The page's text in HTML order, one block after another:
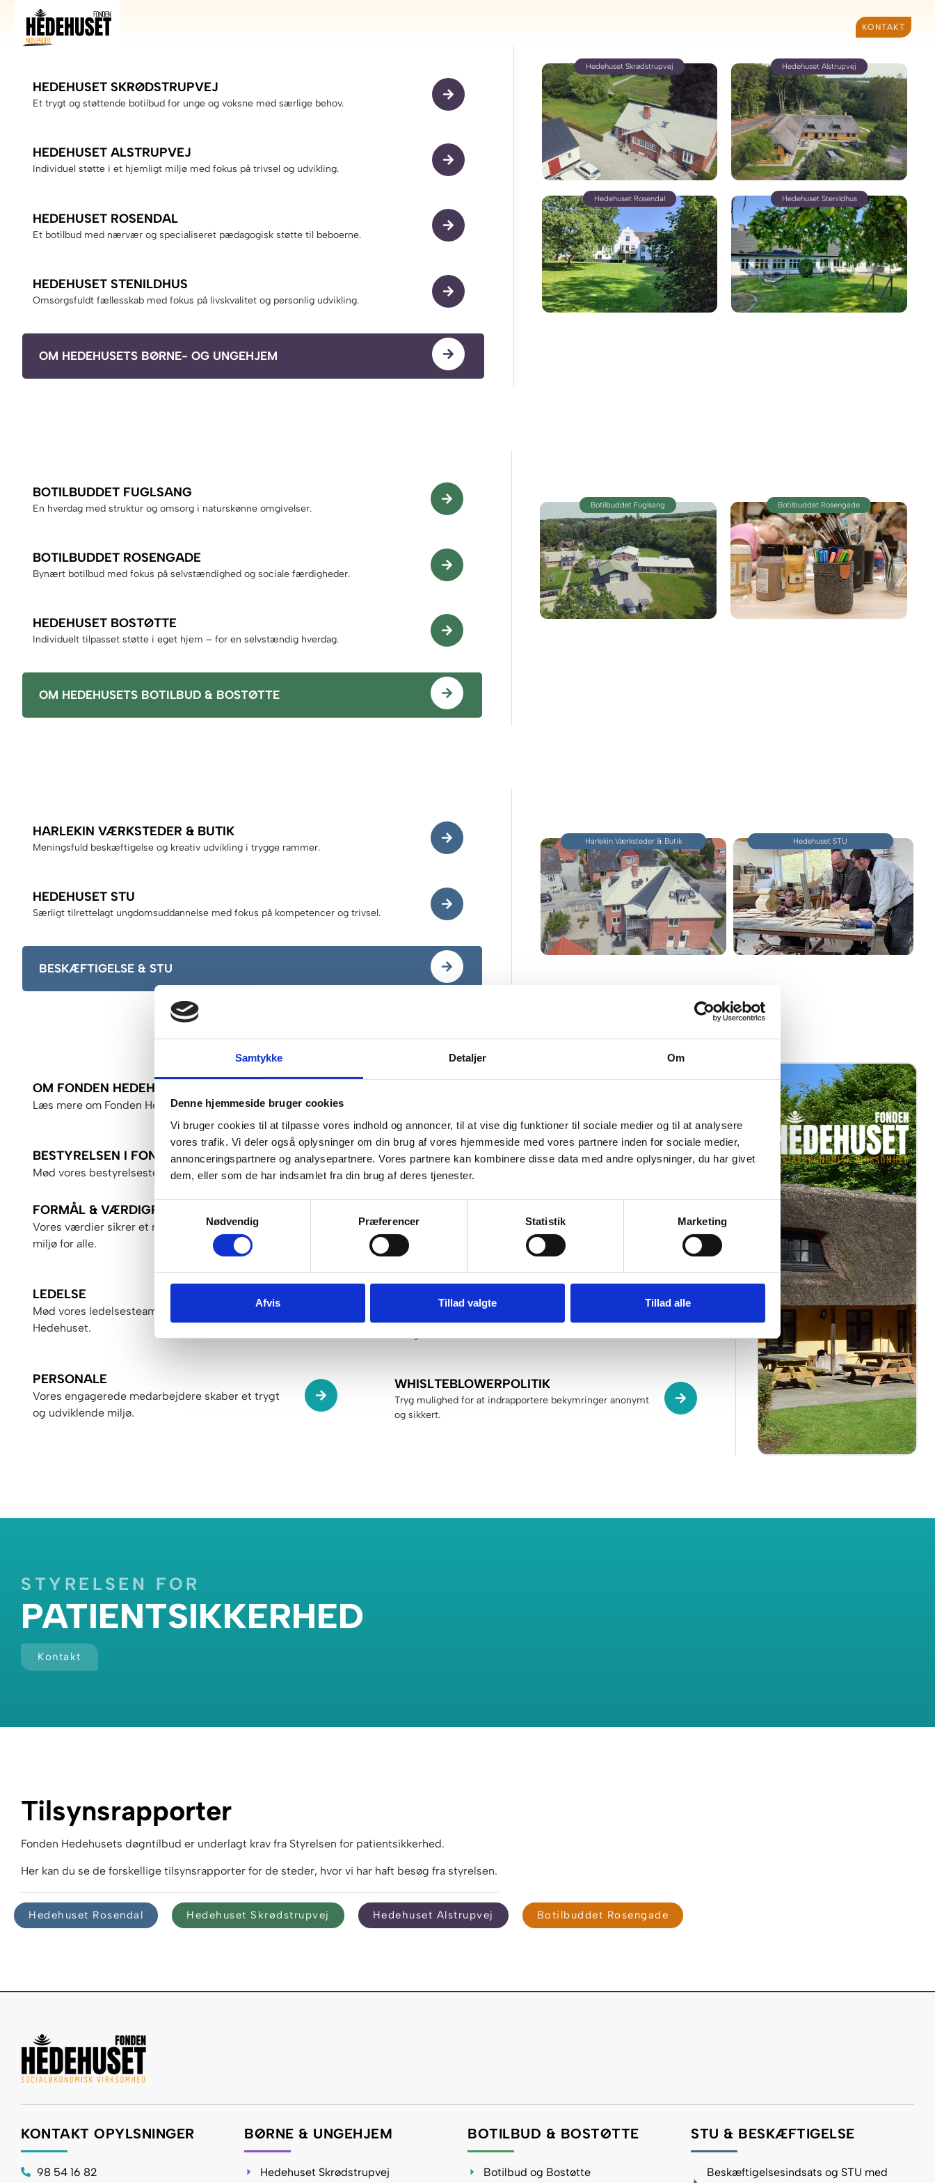
Samtykke Detaljer Om
Denne hjemmeside bruger cookies
Vi bruger cookies til at tilpasse vores indhold og annoncer, til at vise dig funktioner til sociale medier og til at analysere
vores trafik. Vi deler også oplysninger om din brug af vores hjemmeside med vores partnere inden for sociale medier,
annonceringspartnere og analysepartnere. Vores partnere kan kombinere disse data med andre oplysninger, du har givet
dem, eller som de har indsamlet fra din brug af deres tjenester.
Samtykkevalg
Nødvendig
Præferencer Statistik Marketing
Afvis Tillad valgte Tillad alle
KONTAKT
​HEDEHUSET SKRØDSTRUPVEJ​
Et trygt og støttende botilbud for unge og voksne med særlige behov.
HEDEHUSET ALSTRUPVEJ​
Individuel støtte i et hjemligt miljø med fokus på trivsel og udvikling.
HEDEHUSET ROSENDAL
Et botilbud med nærvær og specialiseret pædagogisk støtte til beboerne.
HEDEHUSET STENILDHUS
Omsorgsfuldt fællesskab med fokus på livskvalitet og personlig udvikling.
OM HEDEHUSETS BØRNE- OG UNGEHJEM
​Hedehuset Skrødstrupvej​ Hedehuset Alstrupvej​
Hedehuset Rosendal Hedehuset Stenildhus
BOTILBUDDET FUGLSANG
En hverdag med struktur og omsorg i naturskønne omgivelser.
BOTILBUDDET ROSENGADE
Bynært botilbud med fokus på selvstændighed og sociale færdigheder.
HEDEHUSET BOSTØTTE
Individuelt tilpasset støtte i eget hjem – for en selvstændig hverdag.
OM HEDEHUSETS BOTILBUD & BOSTØTTE
Botilbuddet Fuglsang Botilbuddet Rosengade
HARLEKIN VÆRKSTEDER & BUTIK
Meningsfuld beskæftigelse og kreativ udvikling i trygge rammer.
HEDEHUSET STU​
Særligt tilrettelagt ungdomsuddannelse med fokus på kompetencer og trivsel.
BESKÆFTIGELSE & STU
Harlekin Værksteder & Butik Hedehuset STU​
OM FONDEN HEDEHUSET
Læs mere om Fonden Hedehuset her
BESTYRELSEN I FONDEN HEDEHUSET
Mød vores bestyrelsesteam
FORMÅL & VÆRDIGRUNDLAG
Vores værdier sikrer et respektfuldt og udviklende
miljø for alle.
LEDELSE
Mød vores ledelsesteam, der sætter retningen for
Hedehuset.
PERSONALE
Vores engagerede medarbejdere skaber et trygt
og udviklende miljø.
JOB HOS FONDEN HEDEHUSET
Bliv en del af vores team og gør en forskel for
KOM MED RAPPORT
Del dine erfaringer eller observationer for at forbedre
vores tilbud.
OM PARAGRAFFERNE §§
Læs mere om det juridiske, der sikrer vores beboeres
WHISLTEBLOWERPOLITIK
Tryg mulighed for at indrapportere bekymringer anonymt
og sikkert.
STYRELSEN FOR
PATIENTSIKKERHED
Kontakt
Tilsynsrapporter
Fonden Hedehusets døgntilbud er underlagt krav fra Styrelsen for patientsikkerhed.
Her kan du se de forskellige tilsynsrapporter for de steder, hvor vi har haft besøg fra styrelsen.
Hedehuset Rosendal Hedehuset Skrødstrupvej Hedehuset Alstrupvej Botilbuddet Rosengade
KONTAKT OPYLSNINGER
98 54 16 82
BØRNE & UNGEHJEM
Hedehuset Skrødstrupvej
BOTILBUD & BOSTØTTE
Botilbud og Bostøtte
STU & BESKÆFTIGELSE
​Beskæftigelsesindsats og STU med